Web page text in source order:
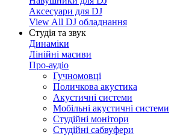
Аксесуари для DJ
View All DJ обладнання
Студія та звук
Динаміки
Лінійні масиви
Про-аудіо
Гучномовці
Поличкова акустика
Акустичні системи
Мобільні акустичні системи
Студійні монітори
Студійні сабвуфери